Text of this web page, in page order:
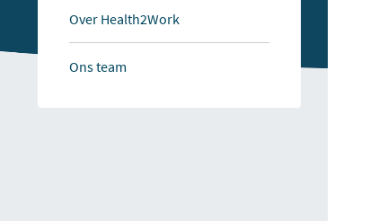
Over Health2Work
Ons team